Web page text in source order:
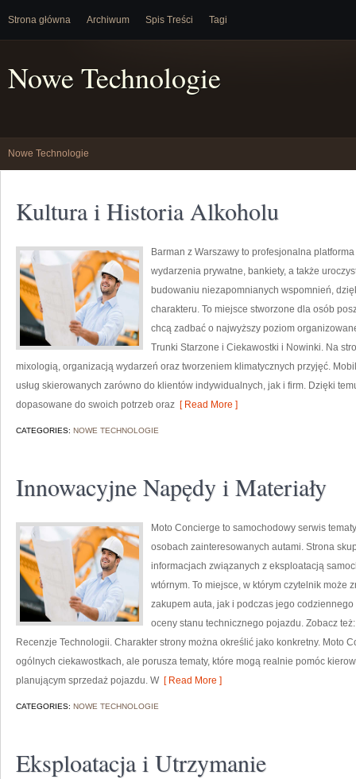
Strona główna Archiwum Spis Treści Tagi
Nowe Technologie
Nowe Technologie
Kultura i Historia Alkoholu
Barman z Warszawy to profesjonalna
wydarzenia prywatne, bankiety, a także
budowaniu niezapomnianych wspomnień,
charakteru. To miejsce stworzone dla osób
chcą zadbać o najwyższy poziom
Trunki Starzone i Ciekawostki i Nowinki. Na
mixologią, organizacją wydarzeń oraz tworzeniem klimatycznych przyjęć.
usług skierowanych zarówno do klientów indywidualnych, jak i firm. Dzięki
dopasowane do swoich potrzeb oraz [ Read More ]
CATEGORIES: NOWE TECHNOLOGIE
Innowacyjne Napędy i Materiały
Moto Concierge to samochodowy serwis
osobach zainteresowanych autami. Strona
informacjach związanych z eksploatacją
wtórnym. To miejsce, w którym czytelnik może
zakupem auta, jak i podczas jego
oceny stanu technicznego pojazdu. Zobacz
Recenzje Technologii. Charakter strony można określić jako konkretny. Moto
ogólnych ciekawostkach, ale porusza tematy, które mogą realnie pomóc
planującym sprzedaż pojazdu. W [ Read More ]
CATEGORIES: NOWE TECHNOLOGIE
Eksploatacja i Utrzymanie